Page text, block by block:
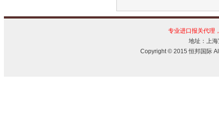
专业进口报关代理
地址：上
Copyright © 2015 恒邦国际